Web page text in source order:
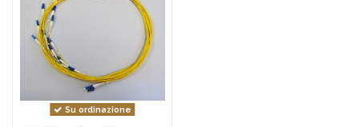
Su ordinazione